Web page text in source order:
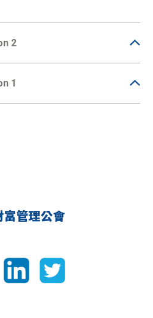
2
Suspendisse pretium ultricies
sit amet. Duis varius et ante
mi. Proin libero diam,
1
Aenean interdum porta
Quisque eget nisi ac nunc
富管理公會